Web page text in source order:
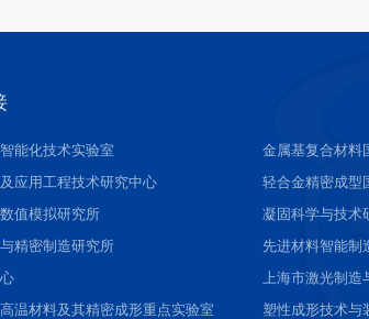
能化技术实验室
应用工程技术研究中心
值模拟研究所
精密制造研究所
温材料及其精密成形重点实验室
金属基复合材料
轻合金精密成型
凝固科学与技术
先进材料智能制
上海市激光制造
塑性成形技术与